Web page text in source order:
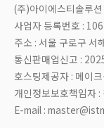
(주)아이에스티솔루
사업자 등록번호 :
주소 : 서울 구로구 서
통신판매업신고 :
호스팅제공자 : 메이
개인정보보호책임자 :
E-mail :